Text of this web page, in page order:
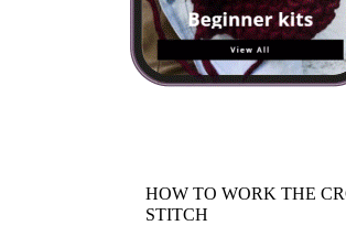
HOW TO WORK THE
STITCH